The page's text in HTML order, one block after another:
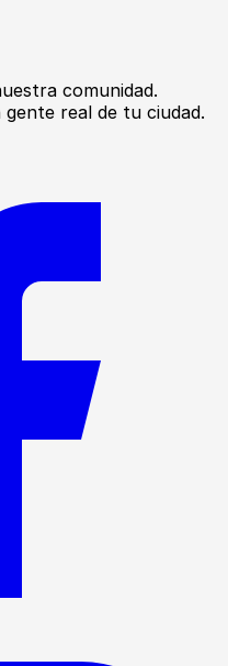
comunidad.
real de tu ciudad.